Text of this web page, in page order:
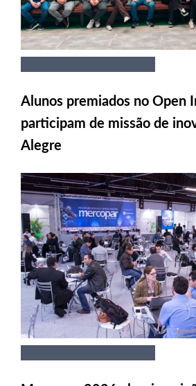
Alunos premiados no Open
participam de missão de
Alegre